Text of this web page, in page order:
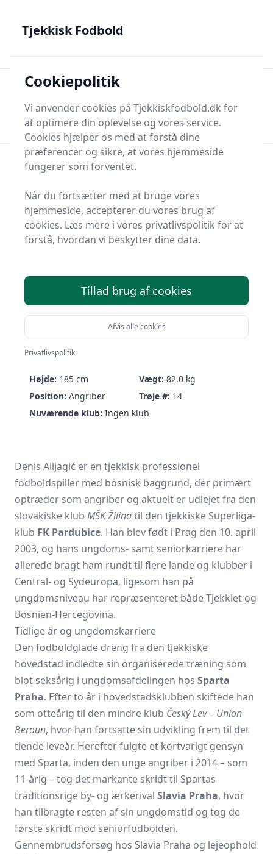
dansk
Søg nu
Denis Alijagić
Højde: 185 cm Vægt: 82.0 kg
Position: Angriber Trøje #: 14
Nuværende klub: Ingen klub
Denis Alijagić er en tjekkisk professionel
fodboldspiller med bosnisk baggrund, der primært
optræder som angriber og aktuelt er udlejet fra den
slovakiske klub MŠK Žilinatil den tjekkiske Superliga-
klub FK Pardubice. Han blev født i Prag den 10. april
2003, og hans ungdoms- samt seniorkarriere har
allerede bragt ham rundt til flere lande og klubber i
Central- og Sydeuropa, ligesom han på
ungdomsniveau har repræsenteret både Tjekkiet og
Bosnien-Hercegovina.
Tidlige år og ungdomskarriere
Den fodboldglade dreng fra den tjekkiske
hovedstad indledte sin organiserede træning som
blot seksårig i ungdomsafdelingen hos Sparta
Praha. Efter to år i hovedstadsklubben skiftede han
som otteårig til den mindre klub Český Lev – Union
Beroun, hvor han fortsatte sin udvikling frem til det
tiende leveår. Herefter fulgte et kortvarigt gensyn
med Sparta, inden den unge angriber i 2014 – som
11-årig – tog det markante skridt til Spartas
traditionsrige by- og ærkerival Slavia Praha, hvor
han tilbragte resten af sin ungdomstid og tog de
første skridt mod seniorfodbolden.
Gennembrudsforsøg hos Slavia Praha og lejeophold
Tjekkisk Fodbold
Cookiepolitik
Vi anvender cookies på Tjekkiskfodbold.dk for
at optimere din oplevelse og vores service.
Cookies hjælper os med at forstå dine
præferencer og sikre, at vores hjemmeside
fungerer som forventet.
Når du fortsætter med at bruge vores
hjemmeside, accepterer du vores brug af
cookies. Læs mere i vores privatlivspolitik for at
forstå, hvordan vi beskytter dine data.
Tillad brug af cookies
Afvis alle cookies
Privatlivspolitik